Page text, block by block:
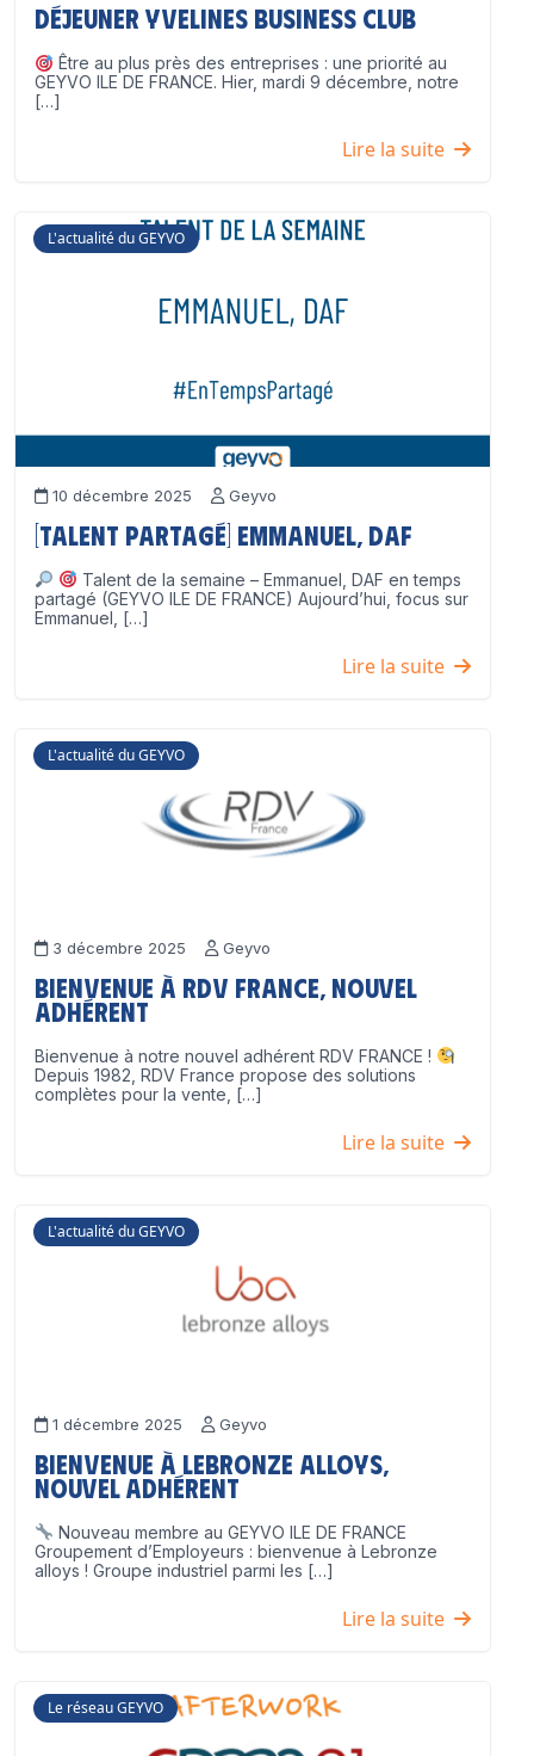
Déjeuner Yvelines Business Club
Être au plus près des entreprises : une priorité au
GEYVO ILE DE FRANCE. Hier, mardi 9 décembre, notre
[…]
Lire la suite
L'actualité du GEYVO
10 décembre 2025 Geyvo
[Talent partagé] Emmanuel, DAF
Talent de la semaine – Emmanuel, DAF en temps
partagé (GEYVO ILE DE FRANCE) Aujourd’hui, focus sur
Emmanuel, […]
Lire la suite
L'actualité du GEYVO
3 décembre 2025 Geyvo
Bienvenue à RDV France, nouvel
adhérent
Bienvenue à notre nouvel adhérent RDV FRANCE !
Depuis 1982, RDV France propose des solutions
complètes pour la vente, […]
Lire la suite
L'actualité du GEYVO
1 décembre 2025 Geyvo
Bienvenue à Lebronze Alloys,
nouvel adhérent
Nouveau membre au GEYVO ILE DE FRANCE
Groupement d’Employeurs : bienvenue à Lebronze
alloys ! Groupe industriel parmi les […]
Lire la suite
Le réseau GEYVO